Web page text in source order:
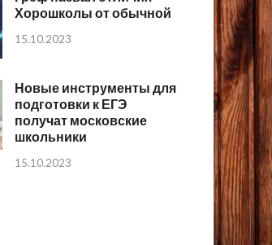
Хорошколы от обычной
15.10.2023
Новые инструменты для
подготовки к ЕГЭ
получат московские
школьники
15.10.2023